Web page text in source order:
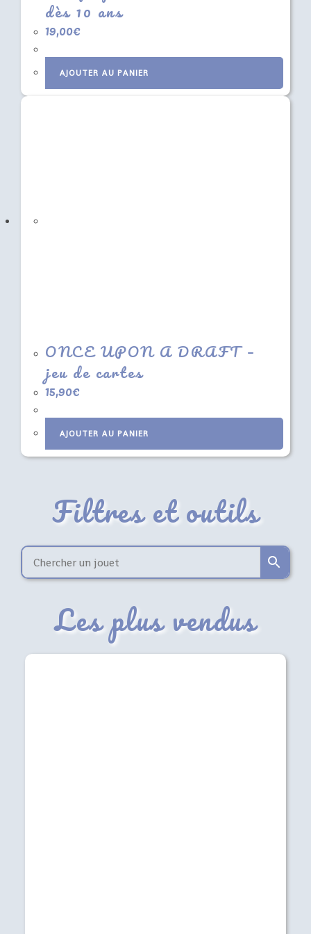
dès 10 ans
19,00€
AJOUTER AU PANIER
ONCE UPON A DRAFT –
jeu de cartes
15,90€
AJOUTER AU PANIER
Filtres et outils
Les plus vendus